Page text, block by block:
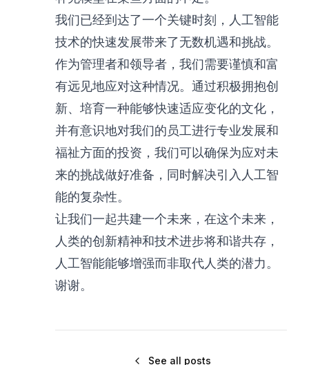
我们已经到达了一个关键时刻，人工智能
技术的快速发展带来了无数机遇和挑战。
作为管理者和领导者，我们需要谨慎和富
有远见地应对这种情况。通过积极拥抱创
新、培育一种能够快速适应变化的文化，
并有意识地对我们的员工进行专业发展和
福祉方面的投资，我们可以确保为应对未
来的挑战做好准备，同时解决引入人工智
能的复杂性。
让我们一起共建一个未来，在这个未来，
人类的创新精神和技术进步将和谐共存，
人工智能能够增强而非取代人类的潜力。
谢谢。
See all posts